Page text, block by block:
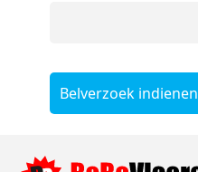
Belverzoek indienen